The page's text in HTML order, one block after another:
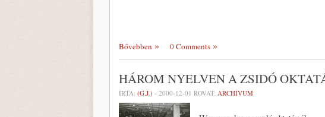
Bővebben 0 Comments
HÁROM NYELVEN A ZSIDÓ
ÍRTA: (G.J.) - 2000-12-01 ROVAT: ARCHÍVUM